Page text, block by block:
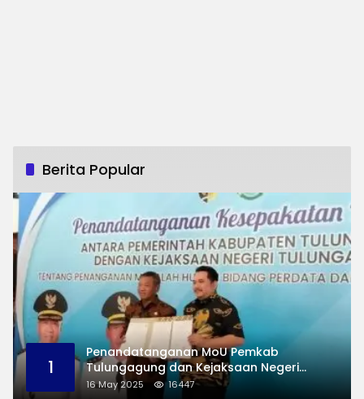
Berita Popular
1
Penandatanganan MoU Pemkab
Tulungagung dan Kejaksaan Negeri
Permasalahan Hukum
16 May 2025 16447